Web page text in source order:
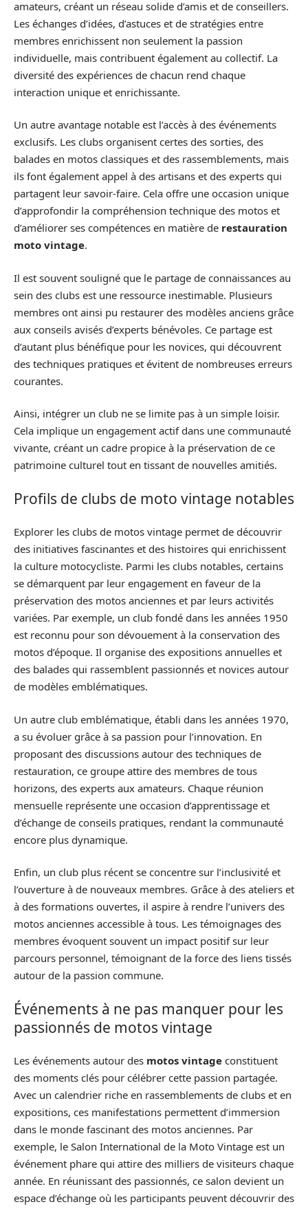
amateurs, créant un réseau solide d’amis et de conseillers.
Les échanges d’idées, d’astuces et de stratégies entre
membres enrichissent non seulement la passion
individuelle, mais contribuent également au collectif. La
diversité des expériences de chacun rend chaque
interaction unique et enrichissante.
Un autre avantage notable est l’accès à des événements
exclusifs. Les clubs organisent certes des sorties, des
balades en motos classiques et des rassemblements, mais
ils font également appel à des artisans et des experts qui
partagent leur savoir-faire. Cela offre une occasion unique
d’approfondir la compréhension technique des motos et
d’améliorer ses compétences en matière de restauration
moto vintage.
Il est souvent souligné que le partage de connaissances au
sein des clubs est une ressource inestimable. Plusieurs
membres ont ainsi pu restaurer des modèles anciens grâce
aux conseils avisés d’experts bénévoles. Ce partage est
d’autant plus bénéfique pour les novices, qui découvrent
des techniques pratiques et évitent de nombreuses erreurs
courantes.
Ainsi, intégrer un club ne se limite pas à un simple loisir.
Cela implique un engagement actif dans une communauté
vivante, créant un cadre propice à la préservation de ce
patrimoine culturel tout en tissant de nouvelles amitiés.
Profils de clubs de moto vintage notables
Explorer les clubs de motos vintage permet de découvrir
des initiatives fascinantes et des histoires qui enrichissent
la culture motocycliste. Parmi les clubs notables, certains
se démarquent par leur engagement en faveur de la
préservation des motos anciennes et par leurs activités
variées. Par exemple, un club fondé dans les années 1950
est reconnu pour son dévouement à la conservation des
motos d’époque. Il organise des expositions annuelles et
des balades qui rassemblent passionnés et novices autour
de modèles emblématiques.
Un autre club emblématique, établi dans les années 1970,
a su évoluer grâce à sa passion pour l’innovation. En
proposant des discussions autour des techniques de
restauration, ce groupe attire des membres de tous
horizons, des experts aux amateurs. Chaque réunion
mensuelle représente une occasion d’apprentissage et
d’échange de conseils pratiques, rendant la communauté
encore plus dynamique.
Enfin, un club plus récent se concentre sur l’inclusivité et
l’ouverture à de nouveaux membres. Grâce à des ateliers et
à des formations ouvertes, il aspire à rendre l’univers des
motos anciennes accessible à tous. Les témoignages des
membres évoquent souvent un impact positif sur leur
parcours personnel, témoignant de la force des liens tissés
autour de la passion commune.
Événements à ne pas manquer pour les
passionnés de motos vintage
Les événements autour des motos vintage constituent
des moments clés pour célébrer cette passion partagée.
Avec un calendrier riche en rassemblements de clubs et en
expositions, ces manifestations permettent d’immersion
dans le monde fascinant des motos anciennes. Par
exemple, le Salon International de la Moto Vintage est un
événement phare qui attire des milliers de visiteurs chaque
année. En réunissant des passionnés, ce salon devient un
espace d’échange où les participants peuvent découvrir des